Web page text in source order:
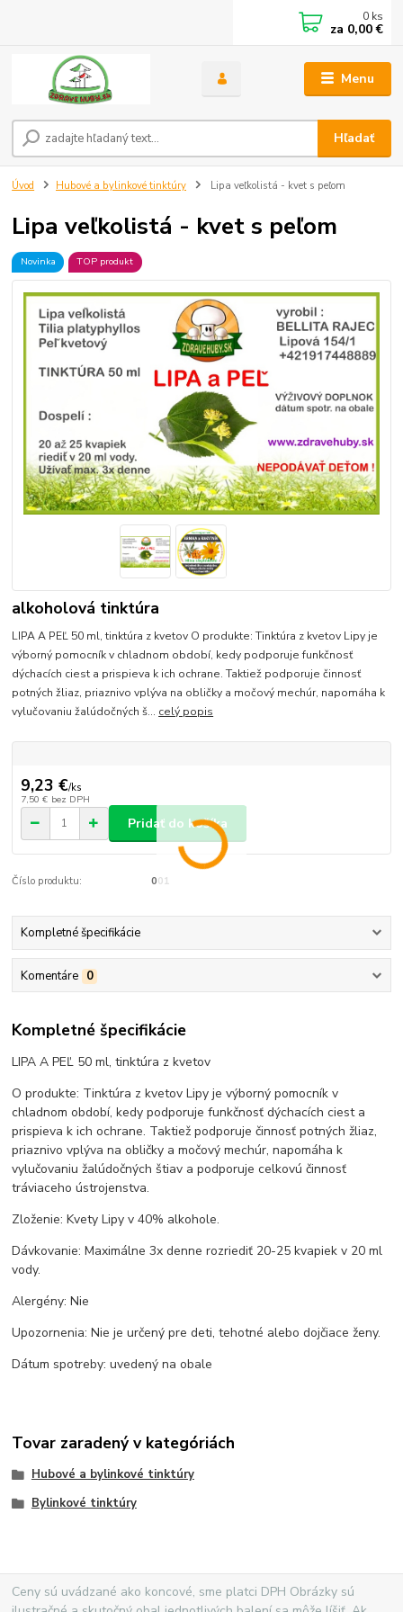
Menu
Hľadať
0 ks
za 0,00 €
Úvod Hubové a bylinkové tinktúry Lipa veľkolistá - kvet s peľom
Lipa veľkolistá - kvet s peľom
Novinka TOP produkt
alkoholová tinktúra
LIPA A PEĽ 50 ml, tinktúra z kvetov O produkte: Tinktúra z kvetov Lipy je
výborný pomocník v chladnom období, kedy podporuje funkčnosť
dýchacích ciest a prispieva k ich ochrane. Taktiež podporuje činnosť
potných žliaz, priaznivo vplýva na obličky a močový mechúr, napomáha k
vylučovaniu žalúdočných š... celý popis
9,23 €/ks
7,50 € bez DPH
Pridať do košíka
Číslo produktu: 001
Kompletné špecifikácie
Komentáre 0
Kompletné špecifikácie
LIPA A PEĽ 50 ml, tinktúra z kvetov
O produkte: Tinktúra z kvetov Lipy je výborný pomocník v
chladnom období, kedy podporuje funkčnosť dýchacích ciest a
prispieva k ich ochrane. Taktiež podporuje činnosť potných žliaz,
priaznivo vplýva na obličky a močový mechúr, napomáha k
vylučovaniu žalúdočných štiav a podporuje celkovú činnosť
tráviaceho ústrojenstva.
Zloženie: Kvety Lipy v 40% alkohole.
Dávkovanie: Maximálne 3x denne rozriediť 20-25 kvapiek v 20 ml
vody.
Alergény: Nie
Upozornenia: Nie je určený pre deti, tehotné alebo dojčiace ženy.
Dátum spotreby: uvedený na obale
Tovar zaradený v kategóriách
Hubové a bylinkové tinktúry
Bylinkové tinktúry
Ceny sú uvádzané ako koncové, sme platci DPH Obrázky sú